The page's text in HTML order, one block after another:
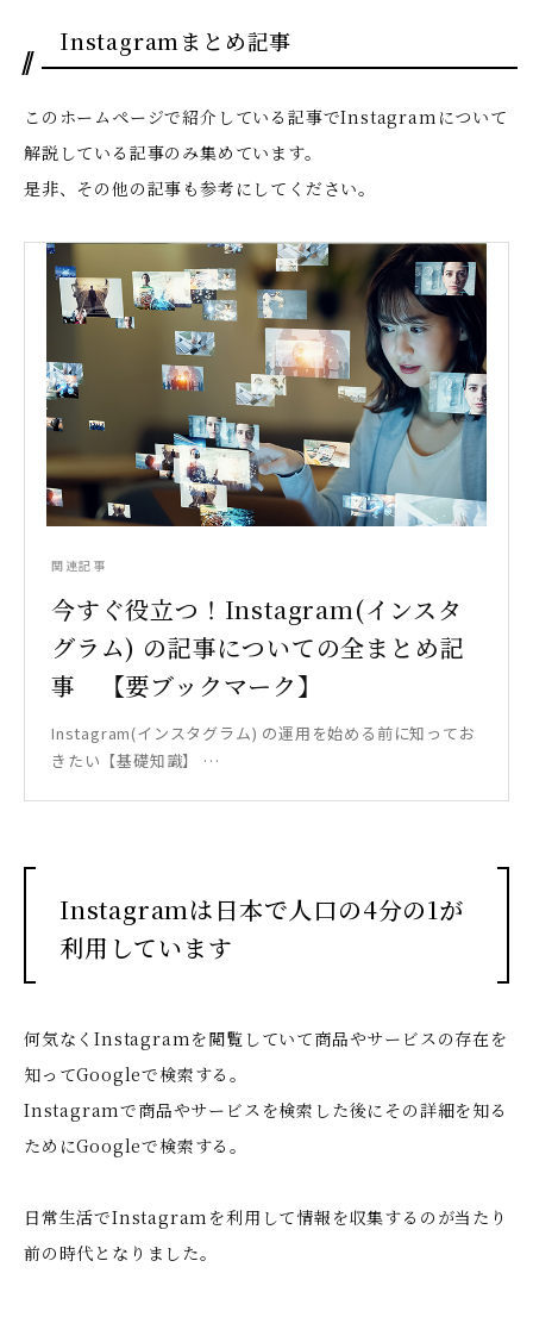
Instagramまとめ記事
このホームページで紹介している記事でInstagramについて
解説している記事のみ集めています。
是非、その他の記事も参考にしてください。
関連記事
今すぐ役立つ！Instagram(インスタ
グラム) の記事についての全まとめ記
事 【要ブックマーク】
Instagram(インスタグラム) の運用を始める前に知ってお
きたい【基礎知識】 …
Instagramは日本で人口の4分の1が
利用しています
何気なくInstagramを閲覧していて商品やサービスの存在を
知ってGoogleで検索する。
Instagramで商品やサービスを検索した後にその詳細を知る
ためにGoogleで検索する。
日常生活でInstagramを利用して情報を収集するのが当たり
前の時代となりました。